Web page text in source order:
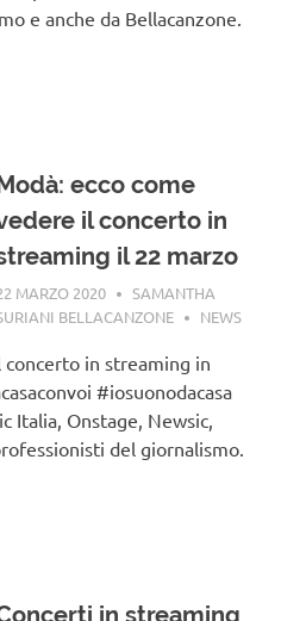
e anche da Bellacanzone.
ecco come
il concerto in
il 22 marzo
MARZO 2020
SAMANTHA
BELLACANZONE
NEWS
concerto in streaming in
#iosuonodacasa
Italia, Onstage, Newsic,
del giornalismo.